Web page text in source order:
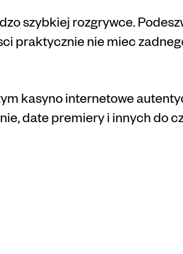
szybkiej rozgrywce.
praktycznie nie miec
kasyno internetowe
date premiery i innych do